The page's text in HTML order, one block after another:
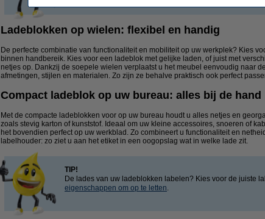
Ladeblokken op wielen: flexibel en handig
De perfecte combinatie van functionaliteit en mobiliteit op uw werkplek? Kies
binnen handbereik. Kies voor een ladeblok met gelijke laden, of juist met
netjes op. Dankzij de soepele wielen verplaatst u het meubel eenvoudig naar
afmetingen, stijlen en materialen. Zo zijn ze behalve praktisch ook perfect
Compact ladeblok op uw bureau: alles bij de hand
Met de compacte ladeblokken voor op uw bureau houdt u alles netjes en
zoals stevig karton of kunststof. Ideaal om uw kleine accessoires, snoeren of
het bovendien perfect op uw werkblad. Zo combineert u functionaliteit en
labelhouder: zo ziet u aan het etiket in een oogopslag wat in welke lade zit.
TIP!
De lades van uw ladeblokken labelen? Kies voor de juiste
eigenschappen om op te letten